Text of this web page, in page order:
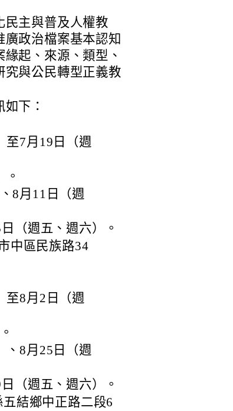
民主與普及人權教
政治檔案基本認知
起、來源、類型、
究與公民轉型正義教
下：
至7月19日（週
8月11日（週
（週五、週六）。
中區民族路34
至8月2日（週
、8月25日（週
（週五、週六）。
結鄉中正路二段6